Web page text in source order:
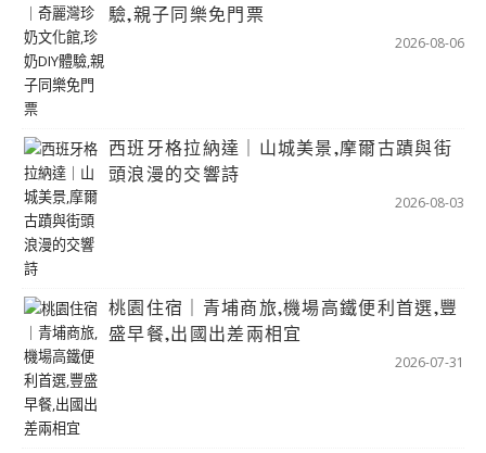
驗,親子同樂免門票
2026-08-06
西班牙格拉納達｜山城美景,摩爾古蹟與街
頭浪漫的交響詩
2026-08-03
桃園住宿｜青埔商旅,機場高鐵便利首選,豐
盛早餐,出國出差兩相宜
2026-07-31